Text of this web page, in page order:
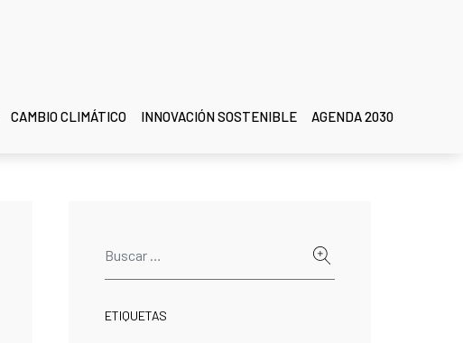
CAMBIO CLIMÁTICO INNOVACIÓN SOSTENIBLE AGENDA 2030
ETIQUETAS